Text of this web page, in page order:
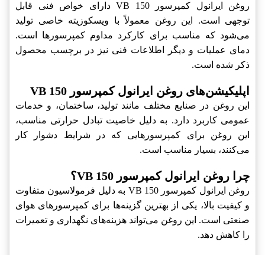
روغن ایرانول کمپرسور VB 150 دارای خواص فنی قابل
توجهی است. این روغن معمولاً با ویسکوزیته خاصی تولید
می‌شود که مناسب برای کارکرد مداوم کمپرسورها است.
دمای عملیات و دیگر اطلاعات فنی نیز در برچسب محصول
ذکر شده است.
اپلیکیشن‌های روغن ایرانول کمپرسور VB 150
این روغن در صنایع مختلف مانند تولید، ساختمان، و خدمات
عمومی کاربرد دارد. به دلیل خاصیت تبادل حرارتی مناسب،
این روغن برای کمپرسورهایی که در شرایط دشوار کار
می‌کنند، بسیار مناسب است.
چرا روغن ایرانول کمپرسور VB 150؟
روغن ایرانول کمپرسور VB 150 به دلیل فرمولاسیون متفاوت
و کیفیت بالا، یکی از بهترین گزینه‌ها برای کمپرسورهای هوای
صنعتی است. این روغن می‌تواند هزینه‌های نگهداری و تعمیرات
را کاهش دهد.